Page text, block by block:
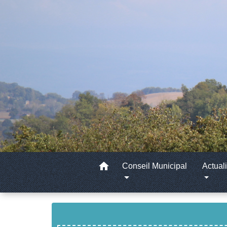
home Conseil Municipal